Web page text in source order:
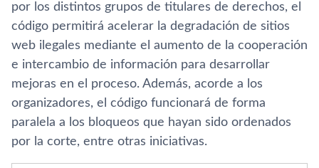
por los distintos grupos de titulares de derechos, el
código permitirá acelerar la degradación de sitios
web ilegales mediante el aumento de la cooperación
e intercambio de información para desarrollar
mejoras en el proceso. Además, acorde a los
organizadores, el código funcionará de forma
paralela a los bloqueos que hayan sido ordenados
por la corte, entre otras iniciativas.